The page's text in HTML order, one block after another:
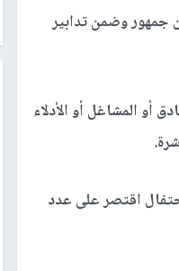
جمهور وضمن تدابير
من ناحية الفنادق أو المشاغل أو الأدلاء
اقتصر على عدد